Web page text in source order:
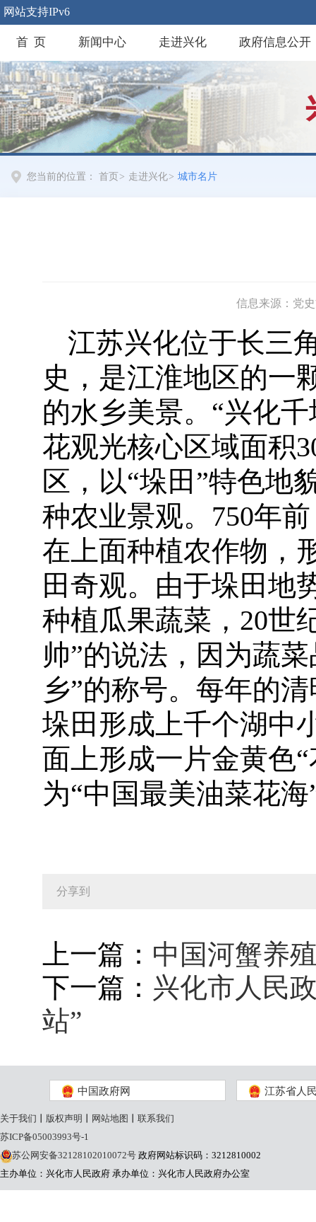
网站支持IPv6
首 页 新闻中心 走进兴化 政府信息公开
您当前的位置： 首页 > 走进兴化> 城市名片
信息来源：党
江苏兴化位于长三
史，是江淮地区的一
的水乡美景。“兴化
花观光核心区域面积
区，以“垛田”特色地
种农业景观。750年
在上面种植农作物，
田奇观。由于垛田地
种植瓜果蔬菜，20世
帅”的说法，因为蔬
乡”的称号。每年的
垛田形成上千个湖中
面上形成一片金黄色
为“中国最美油菜花海
分享到
上一篇： 中国河蟹养
下一篇： 兴化市人民
站”
中国政府网 江苏省人
关于我们 版权声明 网站地图
联系我们
苏ICP备05003993号-1
苏公网安备32128102010072号 政府网站标识码：3212810002
主办单位：兴化市人民政府 承办单位：兴化市人民政府办公室